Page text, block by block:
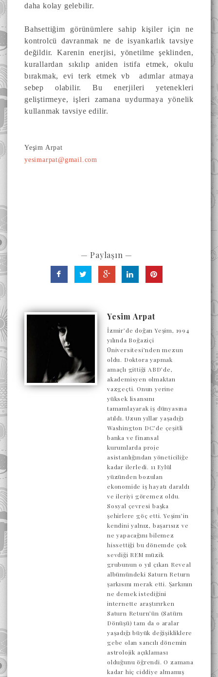
daha kolay gelebilir.
Bahsettiğim görünümlere sahip kişiler için ne
kontrolcü davranmak ne de isyankarlık tavsiye
değildir. Karenin enerjisi, yönetilme şeklinden,
kurallardan sıkılıp aniden istifa etmek, okulu
bırakmak, evi terk etmek vb adımlar atmaya
sebep olabilir. Bu enerjileri yetenekleri
geliştirmeye, işleri zamana uydurmaya yönelik
kullanmak tavsiye edilir.
Yeşim Arpat
yesimarpat@gmail.com
— Paylaşın —
Yesim Arpat
İzmir’de doğan Yeşim, 1994
yılında Boğaziçi
Üniversitesi’nden mezun
oldu. Doktora yapmak
amaçlı gittiği ABD’de,
akademisyen olmaktan
vazgeçti. Onun yerine
yüksek lisansını
tamamlayarak iş dünyasına
atıldı. Uzun yıllar yaşadığı
Washington DC’de çeşitli
banka ve finansal
kurumlarda proje
asistanlığından yöneticiliğe
kadar ilerledi. 11 Eylül
yüzünden bozulan
ekonomide iş hayatı daraldı
ve ileriyi göremez oldu.
Sosyal çevresi başka
şehirlere göç etti. Yeşim’in
kendini yalnız, başarısız ve
ne yapacağını bilemez
hissettiği bu dönemde çok
sevdiği REM müzik
grubunun o yıl çıkan Reveal
albümündeki Saturn Return
şarkısını merak etti. Şarkının
ne demek istediğini
internette araştırırken
Saturn Return’ün (Satürn
Dönüşü) tam da o aralar
yaşadığı büyük değişikliklere
gebe olan sancılı dönemin
astrolojik açıklaması
olduğunu öğrendi. O zamana
kadar hiç ciddiye almamış